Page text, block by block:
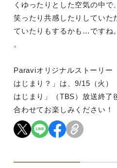
くゆったりとした空気の中で
笑ったり共感したりしていた
ていたりもするかも…ですね
。
Paraviオリジナルストーリー
はじまり？」は、9/15（火）
はじまり」（TBS）放送終了
合わせてお楽しみください！